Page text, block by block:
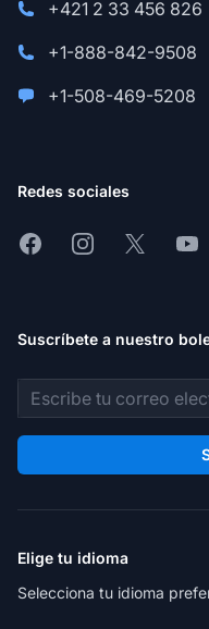
+421 2 33 456 826
+1-888-842-9508
+1-508-469-5208
Redes sociales
FacebookInstagram
X
Suscríbete a nuestro
Dirección de correo
Elige tu idioma
Selecciona tu idioma